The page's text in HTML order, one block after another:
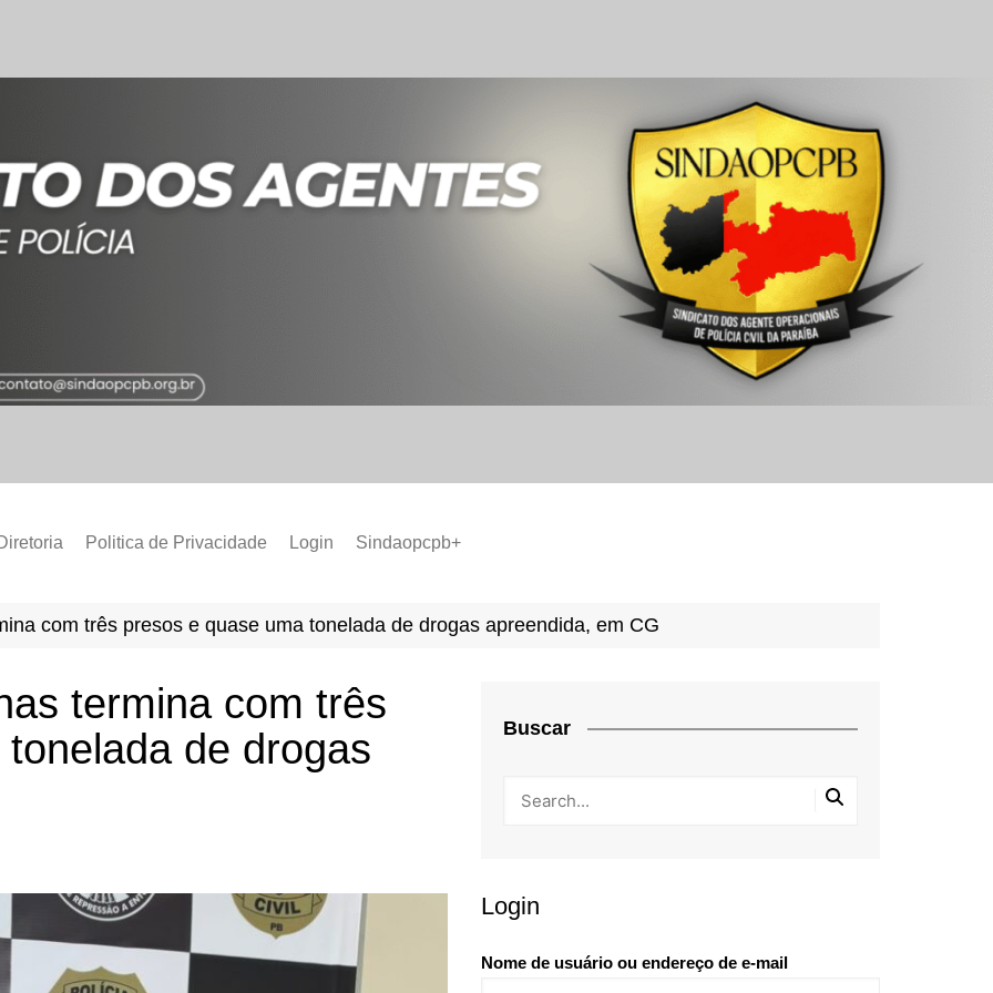
PCCR 2022
Tabela de Venc. 2025
Politica de Privacidade Login Sindaopcpb+
com três presos e quase uma tonelada de drogas apreendida, em CG
termina com três
de drogas
Buscar
Login
Nome de usuário ou endereço de e-mail